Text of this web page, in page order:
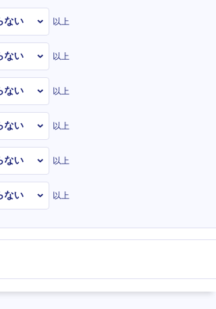
以上
以上
以上
以上
以上
以上